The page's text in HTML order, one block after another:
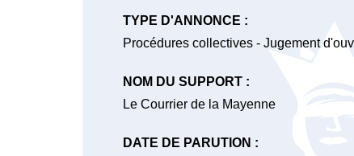
TYPE D'ANNONCE :
Procédures collectives - Jugement
NOM DU SUPPORT :
Le Courrier de la Mayenne
DATE DE PARUTION :